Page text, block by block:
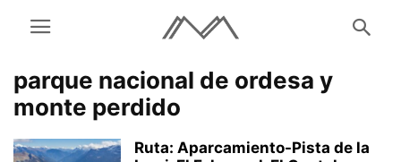
parque nacional de ordesa y
monte perdido
Ruta: Aparcamiento-Pista de la